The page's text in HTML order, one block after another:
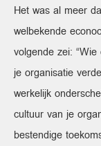
Het was al meer
welbekende
volgende zei:
je organisatie
werkelijk
cultuur van je
bestendige